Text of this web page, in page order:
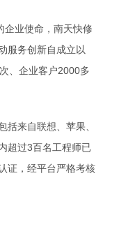
企业使命，南天快修
服务创新自成立以
、企业客户2000多
括来自联想、苹果、
超过3百名工程师已
证，经平台严格考核